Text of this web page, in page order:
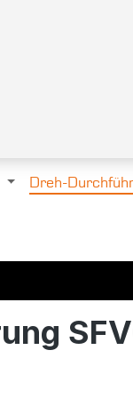
Dreh-